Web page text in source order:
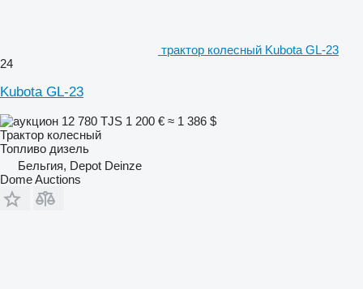
трактор колесный Kubota GL-23
24
Kubota GL-23
12 780 TJS 1 200 € ≈ 1 386 $
Трактор колесный
Топливо дизель
Бельгия, Depot Deinze
Dome Auctions